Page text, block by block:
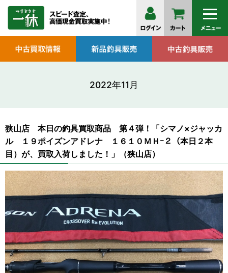
2022年11月
狭山店 本日の釣具買取商品 第４弾！「シマノ×ジャッカ
ル １９ポイズンアドレナ １６１０ＭＨｰ２（本日２本
目）が、買取入荷しました！」（狭山店）